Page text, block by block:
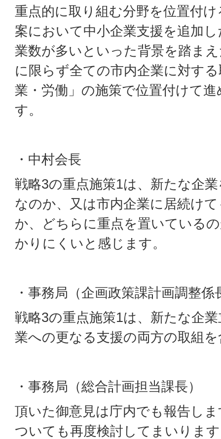
重点的に取り組む分野を位置付
案において中小企業支援を追加
業数が多いといった背景を踏ま
に限らず全ての市内企業に対す
業・労働」の施策で位置付けて
す。
・中村会長
戦略3の重点施策1は、新たな企
なのか、又は市内企業に居続け
か、どちらに重点を置いている
かりにくいと感じます。
・事務局（企画政策課計画調整係
戦略3の重点施策1は、新たな企
業への更なる支援の両方の取組
・事務局（総合計画担当課長）
頂いた御意見は庁内でも報告し
ついても再度検討してまいりま